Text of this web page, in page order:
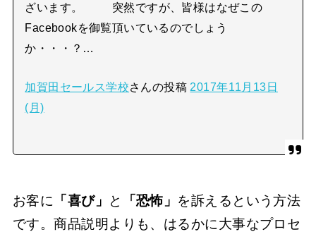
ざいます。 突然ですが、皆様はなぜこの
Facebookを御覧頂いているのでしょう
か・・・？…
加賀田セールス学校さんの投稿 2017年11月13日
(月)
お客に 「喜び」 と 「恐怖」 を訴えるという方法
です。商品説明よりも、はるかに大事なプロセ